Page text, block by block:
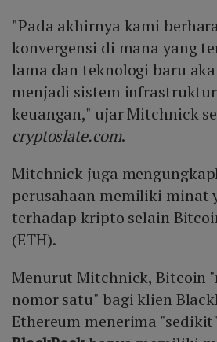
"Pada akhirnya kami
konvergensi di mana yang
lama dan teknologi baru
menjadi sistem
keuangan," ujar Mitchnick
cryptoslate.com.
Mitchnick juga
perusahaan memiliki minat
terhadap kripto selain
(ETH).
Menurut Mitchnick, Bitcoin
nomor satu" bagi klien
Ethereum menerima